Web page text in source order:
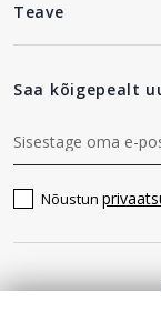
Teave
Saa kõigepealt
Nõustun